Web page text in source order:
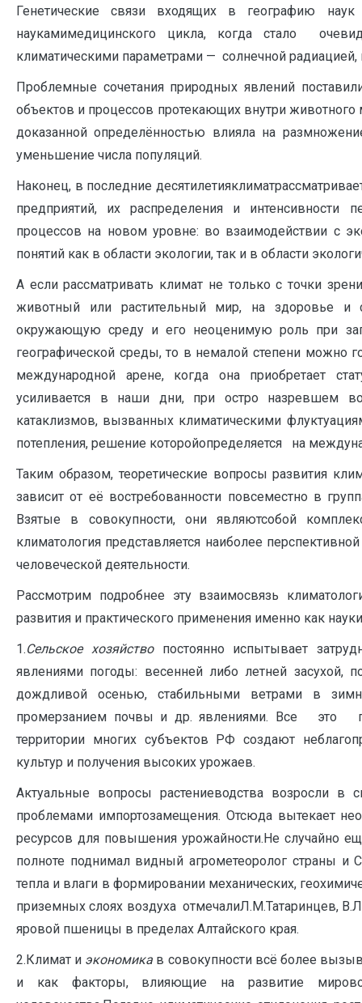
Генетические связи входящих в географию
наукамимедицинского цикла, когда стало
климатическими параметрами — солнечной
Проблемные сочетания природных явлений
объектов и процессов протекающих внутри животного
доказанной определённостью влияла на
уменьшение числа популяций.
Наконец, в последние
предприятий, их распределения и
процессов на новом уровне: во взаимодействии с
понятий как в области экологии, так и в области
А если рассматривать климат не только с точки
животный или растительный мир, на здоровье и
окружающую среду и его неоценимую роль при
географической среды, то в немалой степени можно
международной арене, когда она приобретает
усиливается в наши дни, при остро назревшем
катаклизмов, вызванных климатическими
потепления, решение которойопределяется на
Таким образом, теоретические вопросы развития
зависит от её востребованности повсеместно в
Взятые в совокупности, они являютсобой
климатология представляется наиболее
человеческой деятельности.
Рассмотрим подробнее эту взаимосвязь
развития и практического применения именно как
1.Сельское хозяйствопостоянно испытывает
явлениями погоды: весенней либо летней засухой,
дождливой осенью, стабильными ветрами в
промерзанием почвы и др. явлениями. Все это
территории многих субъектов РФ создают
культур и получения высоких урожаев.
Актуальные вопросы растениеводства возросли
проблемами импортозамещения. Отсюда вытекает
ресурсов для повышения урожайности.Не случайно
полноте поднимал видный агрометеоролог страны
тепла и влаги в формировании механических,
приземных слоях воздуха отмечалиЛ.М.Татаринцев,
яровой пшеницы в пределах Алтайского края.
2.Климат и экономика в совокупности всё более
и как факторы, влияющие на развитие